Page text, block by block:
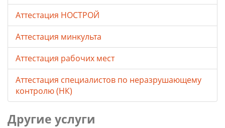
Аттестация НОСТРОЙ
Аттестация минкульта
Аттестация рабочих мест
Аттестация специалистов по неразрушающему
контролю (НК)
Другие услуги